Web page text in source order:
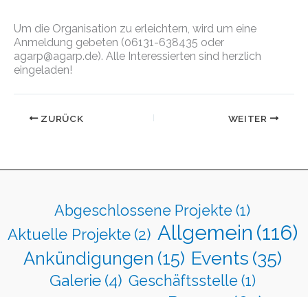
Um die Organisation zu erleichtern, wird um eine
Anmeldung gebeten (06131-638435 oder
agarp@agarp.de). Alle Interessierten sind herzlich
eingeladen!
ZURÜCK WEITER
Abgeschlossene Projekte (1)
Aktuelle Projekte (2) Allgemein (116)
Ankündigungen (15) Events (35)
Galerie (4) Geschäftsstelle (1)